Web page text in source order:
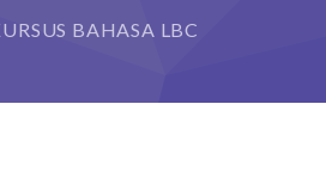
BAHASA LBC